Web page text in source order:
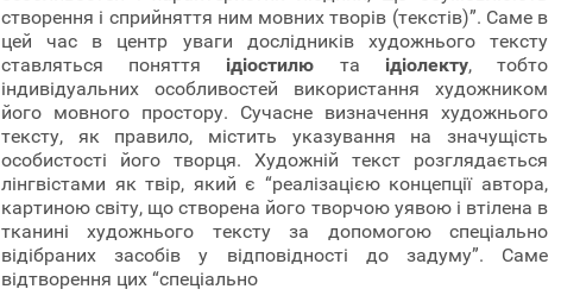
створення і сприйняття ним мовних творів (текстів)”. Саме в
цей час в центр уваги дослідників художнього тексту
ставляться поняття ідіостилю та ідіолекту, тобто
індивідуальних особливостей використання художником
його мовного простору. Сучасне визначення художнього
тексту, як правило, містить указування на значущість
особистості його творця. Художній текст розглядається
лінгвістами як твір, який є “реалізацією концепції автора,
картиною світу, що створена його творчою уявою і втілена в
тканині художнього тексту за допомогою спеціально
відібраних засобів у відповідності до задуму”. Саме
відтворення цих “спеціально